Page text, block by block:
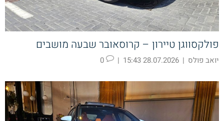
פולקסווגן טיירון – קרוסאובר שבעה מושבים
יואב פולס |
28.07.2026 15:43
|